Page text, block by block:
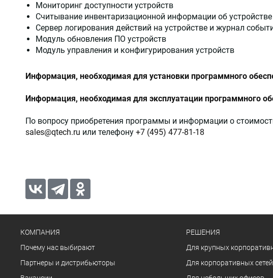
Мониторинг доступности устройств
Считывание инвентаризационной информации об устройстве
Сервер логирования действий на устройстве и журнал
Модуль обновления ПО устройств
Модуль управления и конфигурирования устройств
Информация, необходимая для установки программного
Информация, необходимая для эксплуатации программного
По вопросу приобретения программы и информации о
sales@qtech.ru или телефону +7 (495) 477-81-18
КОМПАНИЯ
Почему нас выбирают
Партнеры и дистрибьюторы
РЕШЕНИЯ
Для крупных
Для корпоративных